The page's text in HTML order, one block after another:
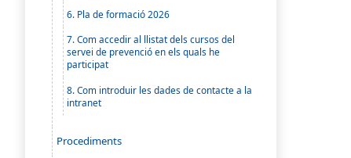
6. Pla de formació 2026
7. Com accedir al llistat dels cursos del
servei de prevenció en els quals he
participat
8. Com introduir les dades de contacte a la
intranet
Procediments